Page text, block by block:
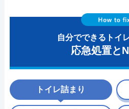
自分でできるトイ
応急処置と
トイレ詰まり